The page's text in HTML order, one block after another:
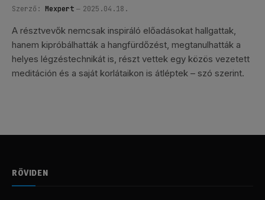
Szerző: Mexpert 2025.04.18.
A résztvevők nemcsak inspiráló előadásokat hallgattak,
hanem kipróbálhatták a hangfürdőzést, megtanulhatták a
helyes légzéstechnikát is, részt vettek egy közös vezetett
meditáción és a saját korlátaikon is átléptek – szó szerint.
RÖVIDEN